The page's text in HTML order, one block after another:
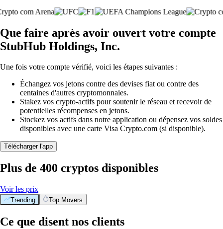
Que faire après avoir ouvert votre compte
StubHub Holdings, Inc.
Une fois votre compte vérifié, voici les étapes suivantes :
Échangez vos jetons contre des devises fiat ou contre des
centaines d'autres cryptomonnaies.
Stakez vos crypto-actifs pour soutenir le réseau et recevoir de
potentielles récompenses en jetons.
Stockez vos actifs dans notre application ou dépensez vos soldes
disponibles avec une carte Visa Crypto.com (si disponible).
Télécharger l'app
Plus de 400 cryptos disponibles
Voir les prix
Trending Top Movers
Ce que disent nos clients